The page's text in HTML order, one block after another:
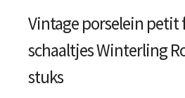
Vintage porselein
schaaltjes Winterling
stuks